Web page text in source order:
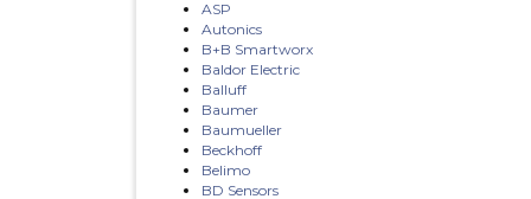
ASP
Autonics
B+B Smartworx
Baldor Electric
Balluff
Baumer
Baumueller
Beckhoff
Belimo
BD Sensors